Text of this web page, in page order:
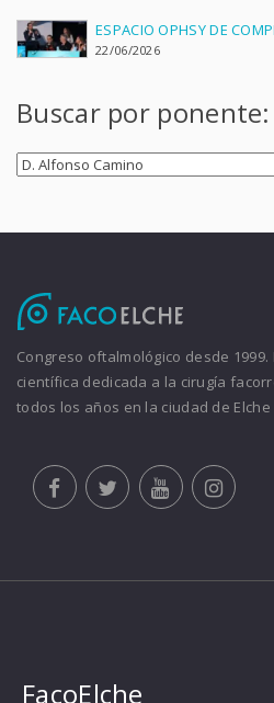
ESPACIO OPHSY DE
22/06/2026
Buscar por ponente:
Congreso oftalmológico desde
científica dedicada a la cirugía
todos los años en la ciudad de Elche
FacoElche